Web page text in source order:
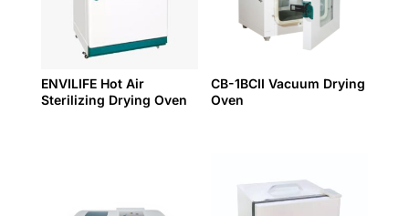
ENVILIFE Hot Air
Sterilizing Drying Oven
CB-1BCII Vacuum Drying
Oven